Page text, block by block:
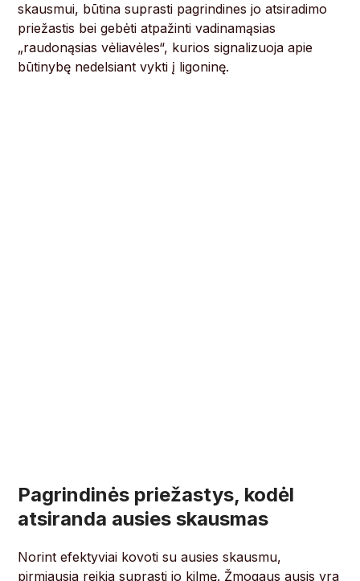
skausmui, būtina suprasti pagrindines jo atsiradimo
priežastis bei gebėti atpažinti vadinamąsias
„raudonąsias vėliavėles“, kurios signalizuoja apie
būtinybę nedelsiant vykti į ligoninę.
Pagrindinės priežastys, kodėl
atsiranda ausies skausmas
Norint efektyviai kovoti su ausies skausmu,
pirmiausia reikia suprasti jo kilmę. Žmogaus ausis yra